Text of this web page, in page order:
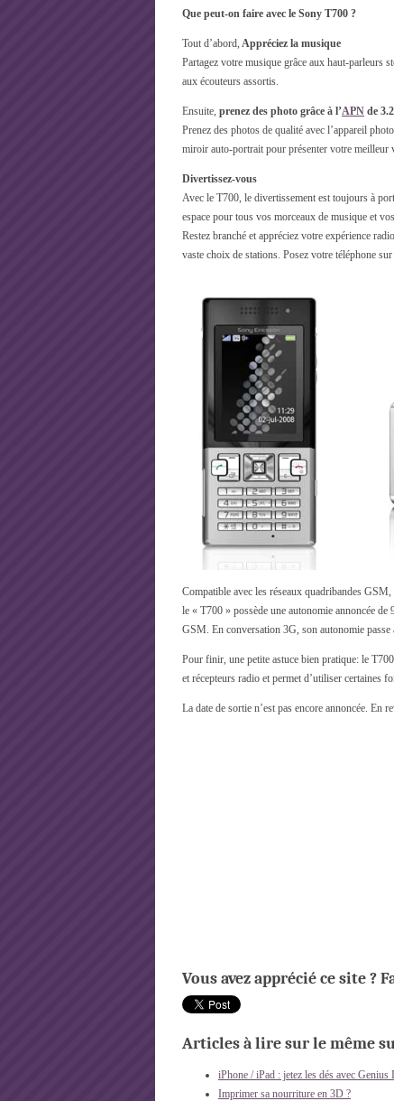
Que peut-on faire avec le Sony T700 ?
Tout d’abord, Appréciez la musique
Partagez votre musique grâce aux haut-parleurs
aux écouteurs assortis.
Ensuite, prenez des photo grâce à l’APN de
Prenez des photos de qualité avec l’appareil
miroir auto-portrait pour présenter votre meilleur
Divertissez-vous
Avec le T700, le divertissement est toujours à
espace pour tous vos morceaux de musique et
Restez branché et appréciez votre expérience
vaste choix de stations. Posez votre téléphone
Compatible avec les réseaux quadribandes
le « T700 » possède une autonomie annoncée
GSM. En conversation 3G, son autonomie passe
Pour finir, une petite astuce bien pratique: le
et récepteurs radio et permet d’utiliser certaines
La date de sortie n’est pas encore annoncée.
Vous avez apprécié ce site ?
Articles à lire sur le même
iPhone / iPad : jetez les dés avec Genius
Imprimer sa nourriture en 3D ?